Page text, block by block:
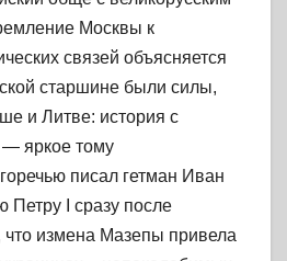
Москвы к
связей объясняется
старшине были силы,
и Литве: история с
яркое тому
писал гетман Иван
Петру I сразу после
что измена Мазепы привела